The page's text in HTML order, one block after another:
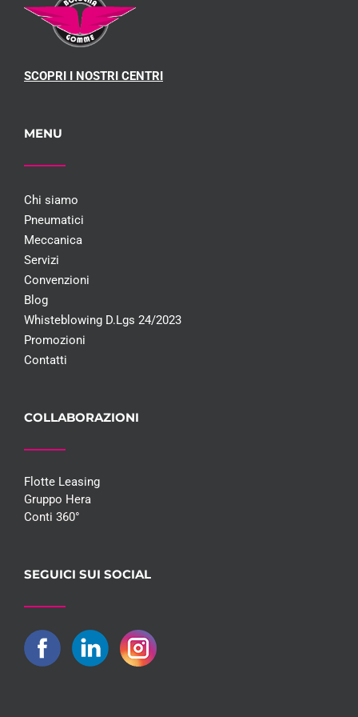
SCOPRI I NOSTRI CENTRI
MENU
Chi siamo
Pneumatici
Meccanica
Servizi
Convenzioni
Blog
Whisteblowing D.Lgs 24/2023
Promozioni
Contatti
COLLABORAZIONI
Flotte Leasing
Gruppo Hera
Conti 360°
SEGUICI SUI SOCIAL